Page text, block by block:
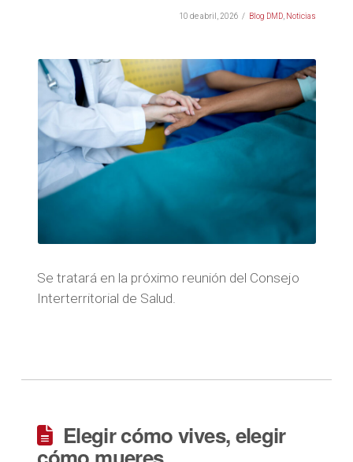
10 de abril, 2026 Blog DMD, Noticias
Se tratará en la próximo reunión del Consejo
Interterritorial de Salud.
Elegir cómo vives, elegir